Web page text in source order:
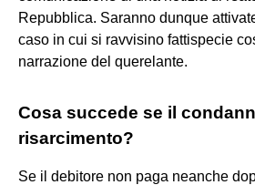
Repubblica. Saranno dunque
caso in cui si ravvisino fattispecie
narrazione del querelante.
Cosa succede se il
risarcimento?
Se il debitore non paga neanche